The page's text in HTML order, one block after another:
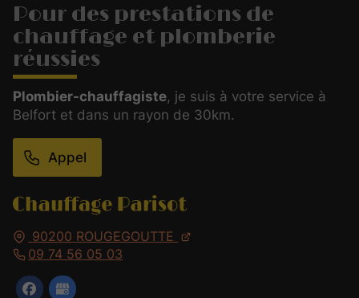
90200 ROUGEGOUTTE
09 74 56 05 03
Pour des prestations de
chauffage et plomberie
réussies
Plombier-chauffagiste, je suis à votre service à
Belfort et dans un rayon de 30km.
Appel